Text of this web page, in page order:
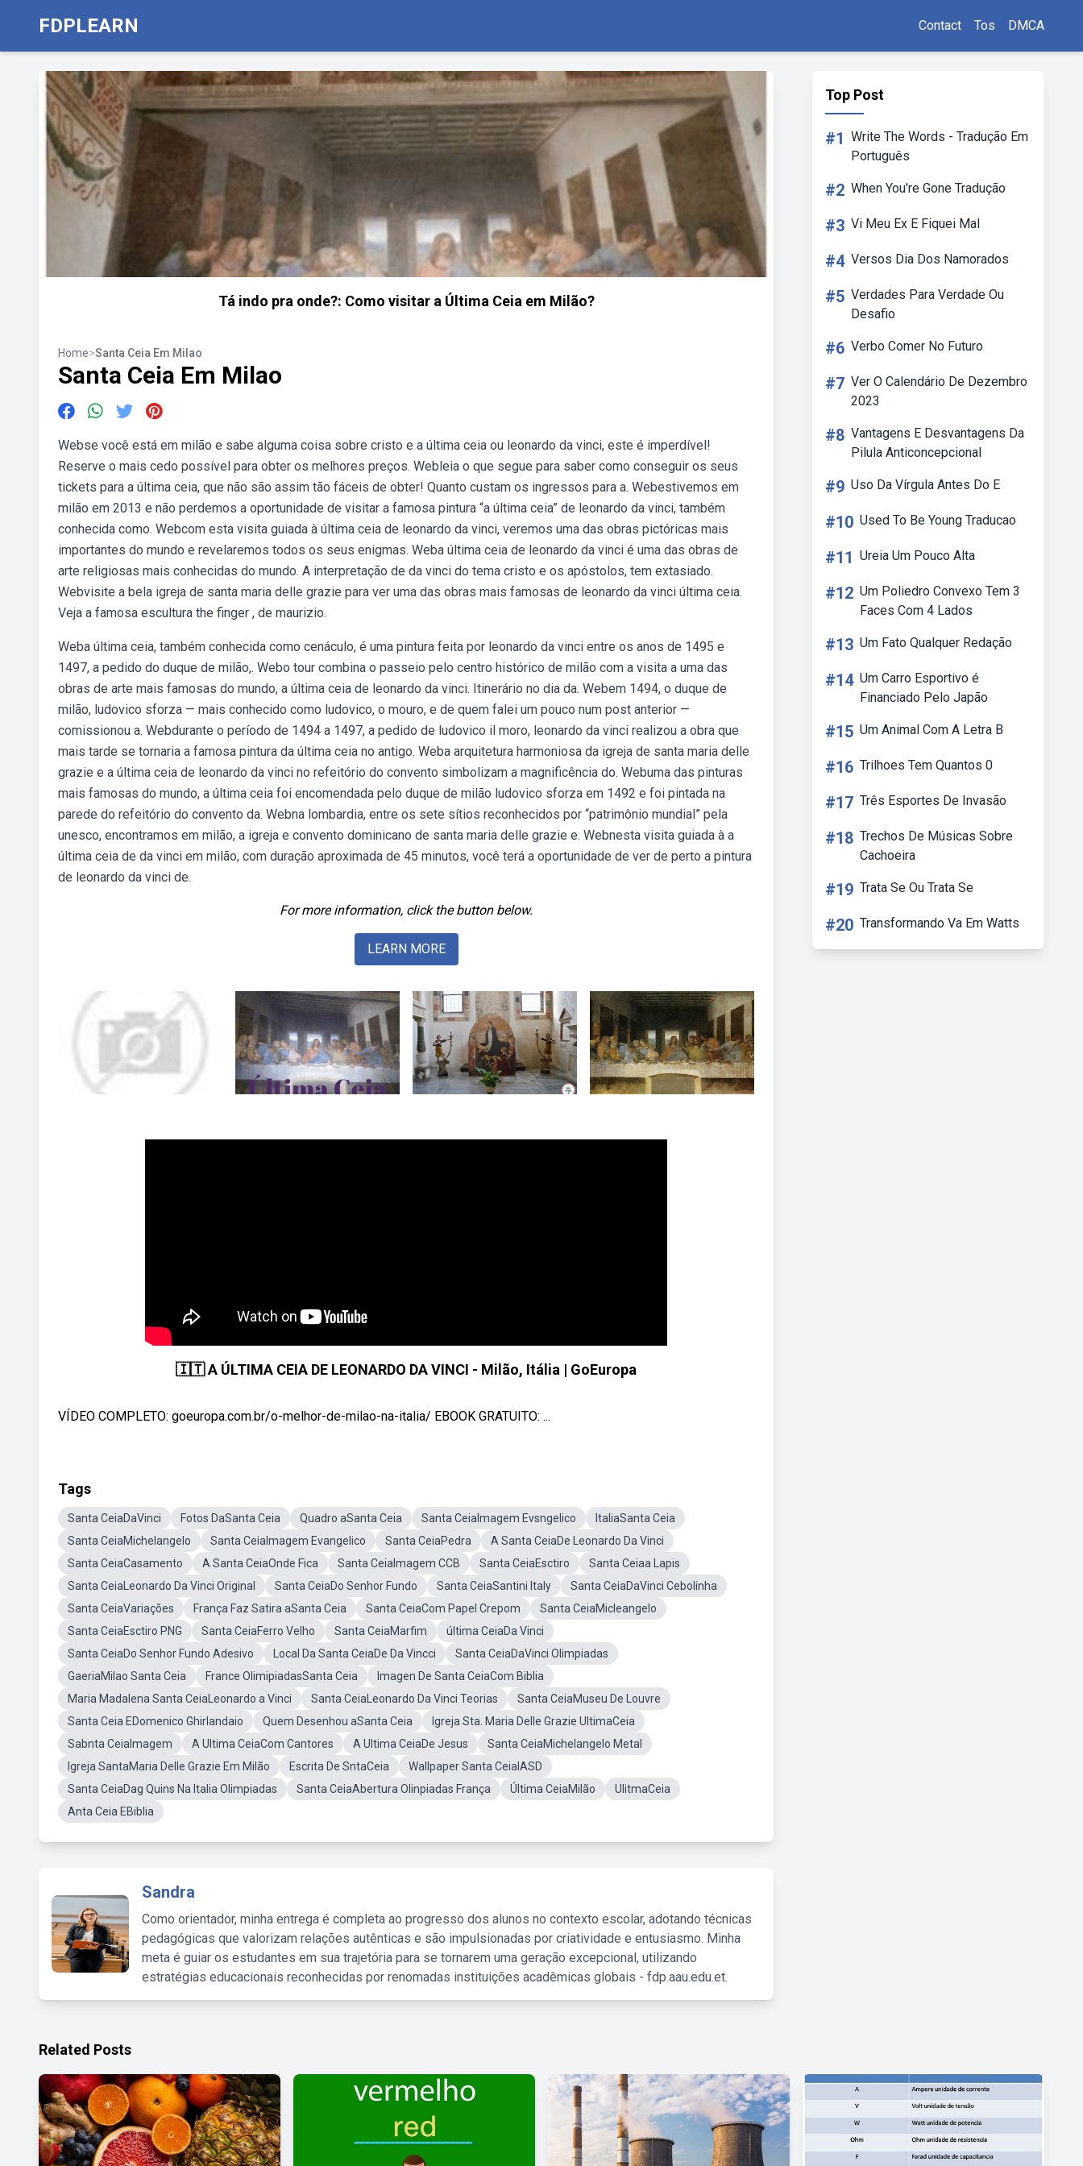
FDPLEARN Contact Tos DMCA
Tá indo pra onde?: Como visitar a Última Ceia em Milão?
Home>Santa Ceia Em Milao
Santa Ceia Em Milao
Webse você está em milão e sabe alguma coisa sobre cristo e a última ceia ou leonardo da vinci, este é imperdível!
Reserve o mais cedo possível para obter os melhores preços. Webleia o que segue para saber como conseguir os seus
tickets para a última ceia, que não são assim tão fáceis de obter! Quanto custam os ingressos para a. Webestivemos em
milão em 2013 e não perdemos a oportunidade de visitar a famosa pintura “a última ceia” de leonardo da vinci, também
conhecida como. Webcom esta visita guiada à última ceia de leonardo da vinci, veremos uma das obras pictóricas mais
importantes do mundo e revelaremos todos os seus enigmas. Weba última ceia de leonardo da vinci é uma das obras de
arte religiosas mais conhecidas do mundo. A interpretação de da vinci do tema cristo e os apóstolos, tem extasiado.
Webvisite a bela igreja de santa maria delle grazie para ver uma das obras mais famosas de leonardo da vinci última ceia.
Veja a famosa escultura the finger , de maurizio.
Weba última ceia, também conhecida como cenáculo, é uma pintura feita por leonardo da vinci entre os anos de 1495 e
1497, a pedido do duque de milão,. Webo tour combina o passeio pelo centro histórico de milão com a visita a uma das
obras de arte mais famosas do mundo, a última ceia de leonardo da vinci. Itinerário no dia da. Webem 1494, o duque de
milão, ludovico sforza — mais conhecido como ludovico, o mouro, e de quem falei um pouco num post anterior —
comissionou a. Webdurante o período de 1494 a 1497, a pedido de ludovico il moro, leonardo da vinci realizou a obra que
mais tarde se tornaria a famosa pintura da última ceia no antigo. Weba arquitetura harmoniosa da igreja de santa maria delle
grazie e a última ceia de leonardo da vinci no refeitório do convento simbolizam a magnificência do. Webuma das pinturas
mais famosas do mundo, a última ceia foi encomendada pelo duque de milão ludovico sforza em 1492 e foi pintada na
parede do refeitório do convento da. Webna lombardia, entre os sete sítios reconhecidos por “patrimônio mundial” pela
unesco, encontramos em milão, a igreja e convento dominicano de santa maria delle grazie e. Webnesta visita guiada à a
última ceia de da vinci em milão, com duração aproximada de 45 minutos, você terá a oportunidade de ver de perto a pintura
de leonardo da vinci de.
For more information, click the button below.
LEARN MORE
🇮🇹 A ÚLTIMA CEIA DE LEONARDO DA VINCI - Milão, Itália | GoEuropa
VÍDEO COMPLETO: goeuropa.com.br/o-melhor-de-milao-na-italia/ EBOOK GRATUITO: ...
Tags
Santa CeiaDaVinci Fotos DaSanta Ceia Quadro aSanta Ceia Santa CeiaImagem Evsngelico
ItaliaSanta Ceia
Santa CeiaMichelangelo
Santa CeiaImagem Evangelico Santa CeiaPedra
A Santa CeiaDe Leonardo Da Vinci
Santa CeiaCasamento
A Santa CeiaOnde Fica Santa CeiaImagem CCB Santa CeiaEsctiro
Santa Ceiaa Lapis
Santa CeiaLeonardo Da Vinci Original
Santa CeiaDo Senhor Fundo Santa CeiaSantini Italy
Santa CeiaDaVinci Cebolinha
Santa CeiaVariações
França Faz Satira aSanta Ceia Santa CeiaCom Papel Crepom
Santa CeiaMicleangelo
Santa CeiaEsctiro PNG
Santa CeiaFerro Velho Santa CeiaMarfim
última CeiaDa Vinci
Santa CeiaDo Senhor Fundo Adesivo
Local Da Santa CeiaDe Da Vincci
Santa CeiaDaVinci Olimpiadas
GaeriaMilao Santa Ceia
France OlimipiadasSanta Ceia
Imagen De Santa CeiaCom Biblia
Maria Madalena Santa CeiaLeonardo a Vinci
Santa CeiaLeonardo Da Vinci Teorias
Santa CeiaMuseu De Louvre
Santa Ceia EDomenico Ghirlandaio
Quem Desenhou aSanta Ceia
Igreja Sta. Maria Delle Grazie UltimaCeia
Sabnta CeiaImagem
A Ultima CeiaCom Cantores A Ultima CeiaDe Jesus
Santa CeiaMichelangelo Metal
Igreja SantaMaria Delle Grazie Em Milão
Escrita De SntaCeia
Wallpaper Santa CeiaIASD
Santa CeiaDag Quins Na Italia Olimpiadas
Santa CeiaAbertura Olinpiadas França Última CeiaMilão
UlitmaCeia
Anta Ceia EBiblia
Sandra
Como orientador, minha entrega é completa ao progresso dos alunos no contexto escolar, adotando técnicas
pedagógicas que valorizam relações autênticas e são impulsionadas por criatividade e entusiasmo. Minha
meta é guiar os estudantes em sua trajetória para se tornarem uma geração excepcional, utilizando
estratégias educacionais reconhecidas por renomadas instituições acadêmicas globais - fdp.aau.edu.et.
Top Post
#1 Write The Words - Tradução Em
Português
#2 When You're Gone Tradução
#3 Vi Meu Ex E Fiquei Mal
#4 Versos Dia Dos Namorados
#5 Verdades Para Verdade Ou
Desafio
#6 Verbo Comer No Futuro
#7 Ver O Calendário De Dezembro
2023
#8 Vantagens E Desvantagens Da
Pilula Anticoncepcional
#9 Uso Da Vírgula Antes Do E
#10 Used To Be Young Traducao
#11 Ureia Um Pouco Alta
#12 Um Poliedro Convexo Tem 3
Faces Com 4 Lados
#13 Um Fato Qualquer Redação
#14 Um Carro Esportivo é
Financiado Pelo Japão
#15 Um Animal Com A Letra B
#16 Trilhoes Tem Quantos 0
#17 Três Esportes De Invasão
#18 Trechos De Músicas Sobre
Cachoeira
#19 Trata Se Ou Trata Se
#20 Transformando Va Em Watts
Related Posts